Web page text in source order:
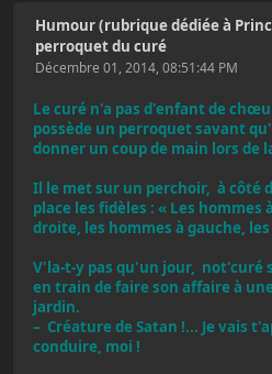
Humour (rubrique dédiée à
perroquet du curé
Décembre 01, 2014, 08:51:44 PM
Le curé n'a pas d'enfant de
possède un perroquet savant
donner un coup de main lors de
Il le met sur un perchoir, à côté
place les fidèles : « Les hommes
droite, les hommes à gauche,
V'la-t-y pas qu'un jour, not'curé
en train de faire son affaire à
jardin.
– Créature de Satan !... Je vais
conduire, moi !